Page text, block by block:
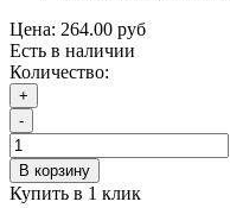
Цена: 264.00 руб
Есть в наличии
Количество:
+
-
В корзину
Купить в 1 клик